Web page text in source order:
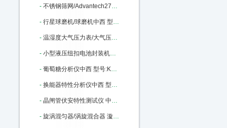
- 不锈钢筛网/Advantech270目53um中西 型号:375956库号：M375956
- 行星球磨机/球磨机中西 型号:TC06-XQM-4库号：M395264
- 温湿度大气压力表/大气压力计（带RS232接口）（中西器材） 型号:SO01/ZCYB-203库号：M398810
- 小型液压纽扣电池封装机（含拆卸模具封装模具） 型号:KJ01-MSK110库号：M400446
- 葡萄糖分析仪中西 型号:KX03-SBA-40C库号：M165227
- 换能器特性分析仪中西 型号:ZX-YPC260A库号：M176886
- 晶闸管伏安特性测试仪 中西型号:RH82/DBC-021库号：M186513
- 旋涡混匀器/涡旋混合器 漩涡混合仪（中西） 型号:M375967库号：M375967